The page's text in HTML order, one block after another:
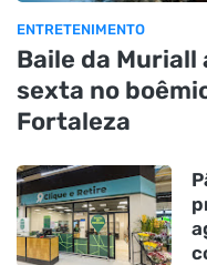
ENTRETENIMENTO
Baile da
sexta no
Fortaleza